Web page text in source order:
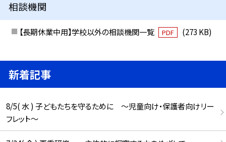
相談機関
【長期休業中用】学校以外の相談機関一覧 PDF (273 KB)
新着記事
8/5( 水 ) 子どもたちを守るために ～児童向け・保護者向けリー
フレット～